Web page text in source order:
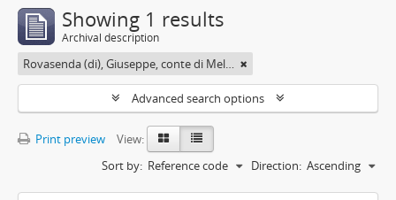
Showing 1 results
Archival description
Rovasenda (di), Giuseppe, conte di Melle <1824-1913>
Advanced search options
Print preview
View:
Sort by: Reference code Direction: Ascending